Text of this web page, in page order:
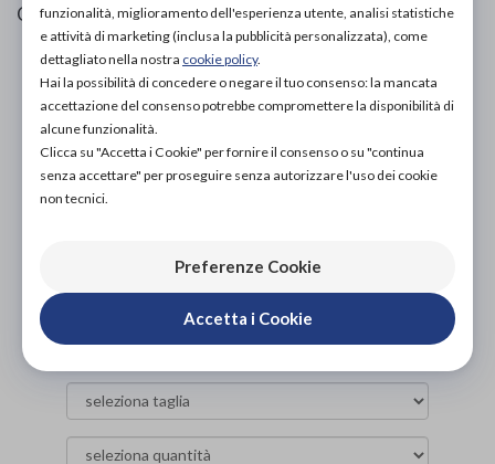
Compressione Terapeutica Fino A 40 MmHg.
PROVA E ACQUISTA IN NEGOZIO
DA60,00€
PROVA E NOLEGGIA IN NEGOZIO
NON DISPONIBILE
ACQUISTA ONLINE
funzionalità, miglioramento dell'esperienza utente, analisi statistiche
e attività di marketing (inclusa la pubblicità personalizzata), come
dettagliato nella nostra cookie policy.
Hai la possibilità di concedere o negare il tuo consenso: la mancata
accettazione del consenso potrebbe compromettere la disponibilità di
alcune funzionalità.
Clicca su "Accetta i Cookie" per fornire il consenso o su "continua
senza accettare" per proseguire senza autorizzare l'uso dei cookie
non tecnici.
Preferenze Cookie
Accetta i Cookie